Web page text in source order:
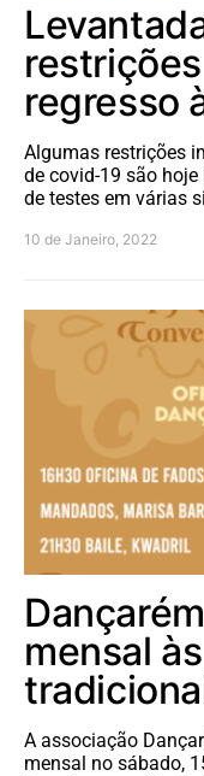
regresso
Algumas restrições
de covid-19 são
de testes em várias
10 de Janeiro, 2022
mensal
A associação
mensal no sábado,